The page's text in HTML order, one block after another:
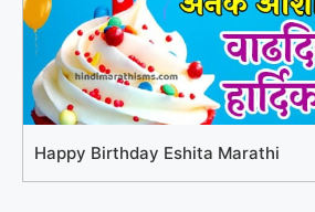
Happy Birthday Eshita Marathi